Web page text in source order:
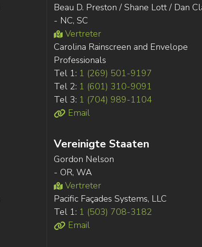
Beau D. Preston / Shane Lott / Dan
- NC, SC
Vertreter
Carolina Rainscreen and Envelope
Professionals
Tel 1: 1 (269) 501-9197
Tel 2: 1 (601) 310-9091
Tel 3: 1 (704) 989-1104
Email
Vereinigte Staaten
Gordon Nelson
- OR, WA
Vertreter
Pacific Façades Systems, LLC
Tel 1: 1 (503) 708-3182
Email